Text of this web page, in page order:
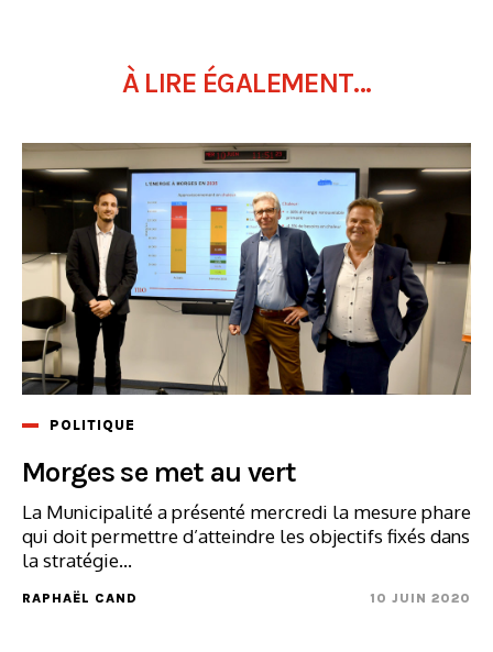
À LIRE ÉGALEMENT...
POLITIQUE
Morges se met au vert
La Municipalité a présenté mercredi la mesure phare
qui doit permettre d’atteindre les objectifs fixés dans
la stratégie...
RAPHAËL CAND 10 JUIN 2020